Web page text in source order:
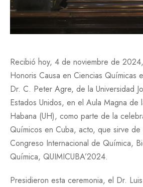
Recibió hoy, 4 de noviembre de
Honoris Causa en Ciencias Químicas
Dr. C. Peter Agre, de la Universidad
Estados Unidos, en el Aula Magna de
Habana (UH), como parte de la
Químicos en Cuba, acto, que sirve de
Congreso Internacional de Química,
Química, QUIMICUBA’2024.
Presidieron esta ceremonia, el Dr.